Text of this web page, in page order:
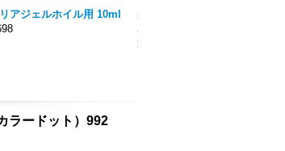
アジェルホイル用 10ml
美色 Miiro】ノンワイプトッ
容量15ｍｌ 拭き取り不要！！
通常販売価格777円〜
ラードット）992